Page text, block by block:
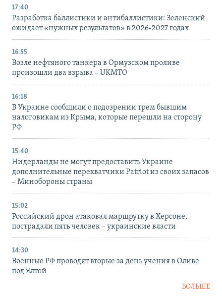
17:40
Разработка баллистики и антибаллистики: Зеленский
ожидает «нужных результатов» в 2026-2027 годах
16:55
Возле нефтяного танкера в Ормузском проливе
произошли два взрыва – UKMTO
16:18
В Украине сообщили о подозрении трем бывшим
налоговикам из Крыма, которые перешли на сторону
РФ
15:40
Нидерланды не могут предоставить Украине
дополнительные перехватчики Patriot из своих запасов
– Минобороны страны
15:02
Российский дрон атаковал маршрутку в Херсоне,
пострадали пять человек – украинские власти
14:30
Военные РФ проводят вторые за день учения в Оливе
под Ялтой
БОЛЬШЕ